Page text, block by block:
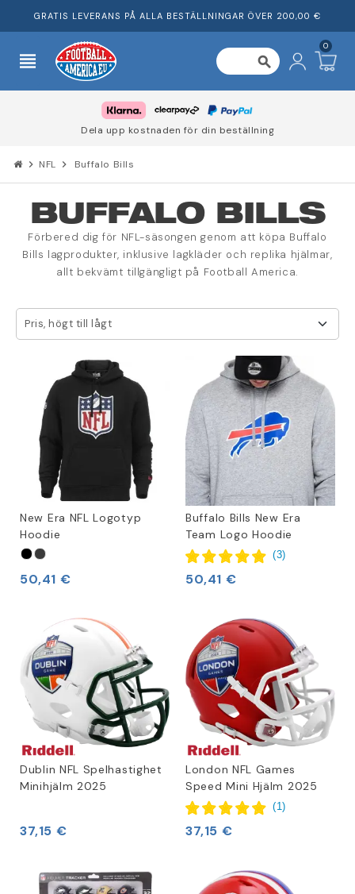
GRATIS LEVERANS PÅ ALLA BESTÄLLNINGAR ÖVER 200,00 €
view_headline search
0
Dela upp kostnaden för din beställning
chevron_right NFL chevron_right Buffalo Bills
BUFFALO BILLS
Förbered dig för NFL-säsongen genom att köpa Buffalo
Bills lagprodukter, inklusive lagkläder och replika hjälmar,
allt bekvämt tillgängligt på Football America.
Pris, högt till lågt
New Era NFL Logotyp
Hoodie
50,41 €
Buffalo Bills New Era
Team Logo Hoodie
(3)
50,41 €
Dublin NFL Spelhastighet
Minihjälm 2025
37,15 €
London NFL Games
Speed Mini Hjälm 2025
(1)
37,15 €